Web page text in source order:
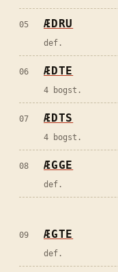
05 ÆDRU
def.
06 ÆDTE
4 bogst.
07 ÆDTS
4 bogst.
08 ÆGGE
def.
09 ÆGTE
def.